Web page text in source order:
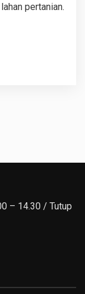
pertanian.
– 14.30 / Tutup